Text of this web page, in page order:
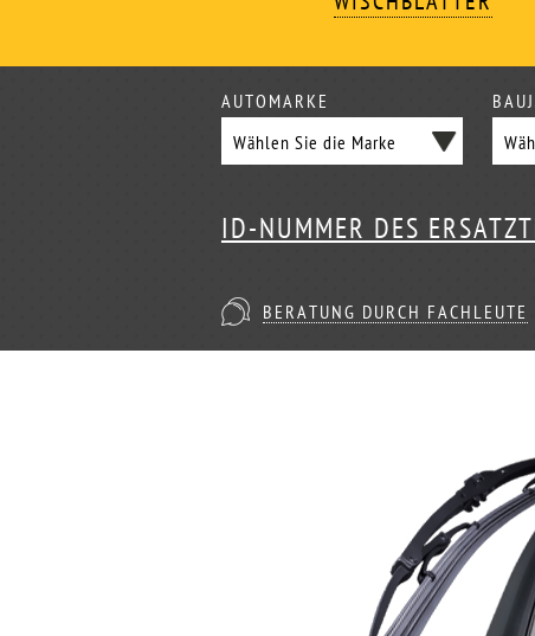
AUTOMARKE
ID-NUMMER DES
BERATUNG DURCH FACHLEUTE